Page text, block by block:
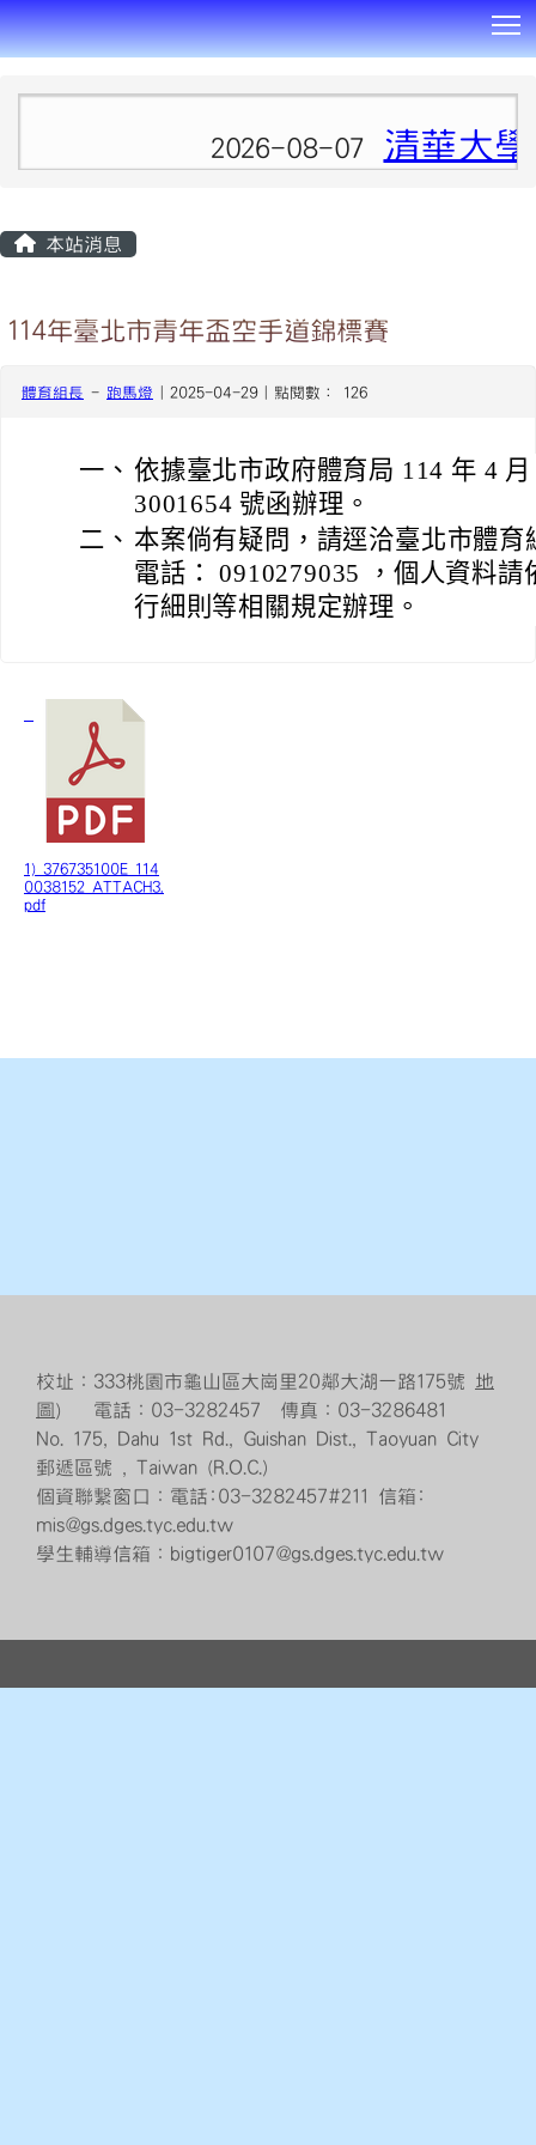
2026-08-07 清華大
本站消息
114年臺北市青年盃空手道錦標賽
體育組長 - 跑馬燈 | 2025-04-29 | 點閱數： 126
一、 依據臺北市政府體育局 114 年 4
3001654 號函辦理。
二、 本案倘有疑問，請逕洽臺北市體
電話： 0910279035 ，個人資料
行細則等相關規定辦理。
1) 376735100E_114
0038152_ATTACH3.
pdf
校址：333桃園市龜山區大崗里20鄰大湖一路175號 地
圖） 電話：03-3282457 傳真：03-3286481
No. 175, Dahu 1st Rd., Guishan Dist., Taoyuan City
郵遞區號 , Taiwan (R.O.C.)
個資聯繫窗口：電話:03-3282457#211 信箱:
mis@gs.dges.tyc.edu.tw
學生輔導信箱：bigtiger0107@gs.dges.tyc.edu.tw